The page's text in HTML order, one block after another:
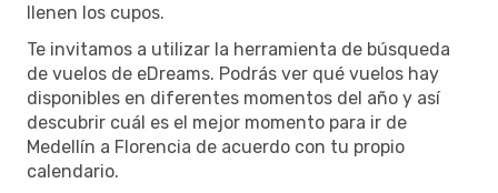
llenen los cupos.
Te invitamos a utilizar la herramienta de búsqueda
de vuelos de eDreams. Podrás ver qué vuelos hay
disponibles en diferentes momentos del año y así
descubrir cuál es el mejor momento para ir de
Medellín a Florencia de acuerdo con tu propio
calendario.